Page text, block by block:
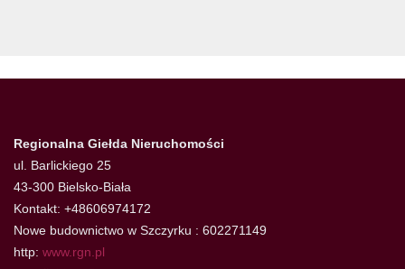
Regionalna Giełda Nieruchomości
ul. Barlickiego 25
43-300 Bielsko-Biała
Kontakt: +48606974172
Nowe budownictwo w Szczyrku : 602271149
http: www.rgn.pl